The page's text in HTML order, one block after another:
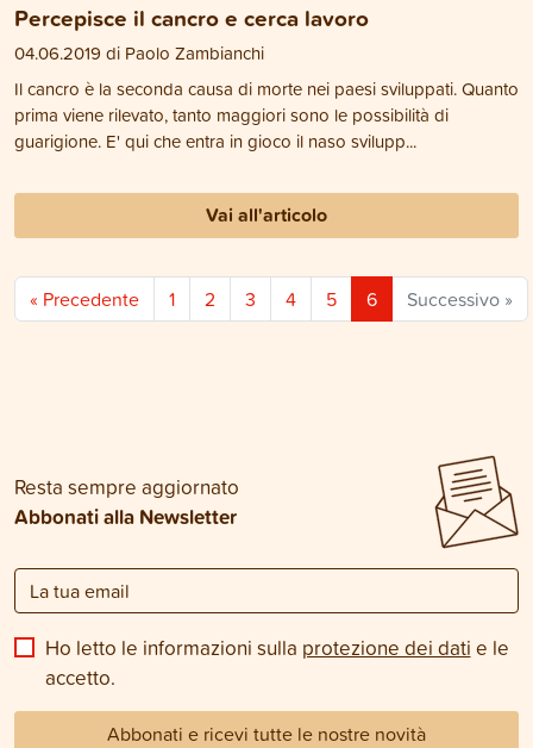
Percepisce il cancro e cerca lavoro
04.06.2019 di Paolo Zambianchi
Il cancro è la seconda causa di morte nei paesi sviluppati. Quanto
prima viene rilevato, tanto maggiori sono le possibilità di
guarigione. E' qui che entra in gioco il naso svilupp...
Vai all'articolo
« Precedente 1 2 3 4 5 6 Successivo »
Resta sempre aggiornato
Abbonati alla Newsletter
Ho letto le informazioni sulla protezione dei dati e le
accetto.
Abbonati e ricevi tutte le nostre novità